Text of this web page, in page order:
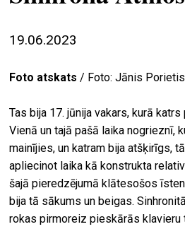
19.06.2023
Foto atskats/ Foto: Jānis
Tas bija 17. jūnija vakars, kurā
Vienā un tajā pašā laika nogrieznī,
mainījies, un katram bija atšķirīgs,
apliecinot laika kā konstrukta
šajā pieredzējumā klātesošos
bija tā sākums un beigas.
rokas pirmoreiz pieskārās klavieru